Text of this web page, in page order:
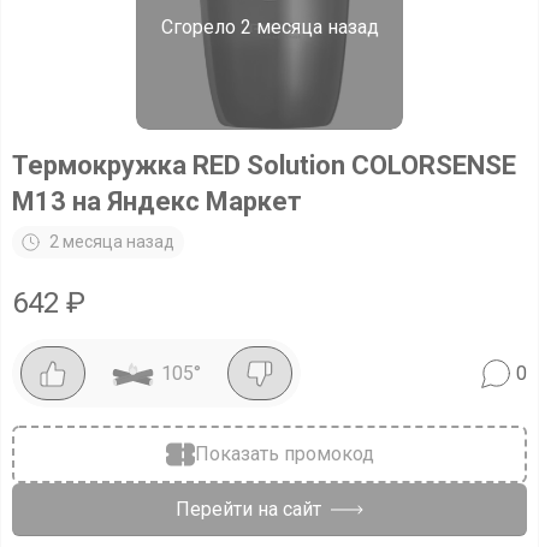
Сгорело 2 месяца назад
Термокружка RED Solution COLORSENSE
M13 на Яндекс Маркет
2 месяца назад
642 ₽
105° 0
Показать промокод
Перейти на сайт